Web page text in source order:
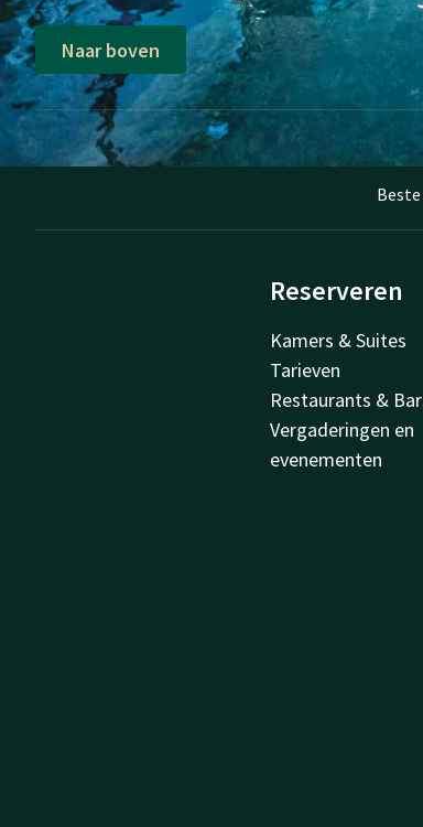
Naar boven
Reserveren
Kamers & Suites
Tarieven
Restaurants &
Vergaderingen en
evenementen